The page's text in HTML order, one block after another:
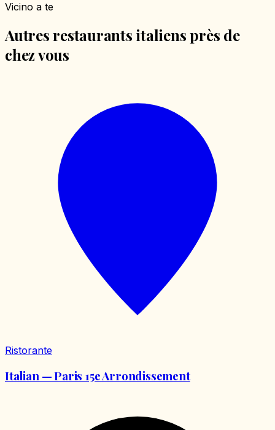
Vicino a te
Autres restaurants italiens près de
chez vous
Ristorante
Italian — Paris 15e Arrondissement